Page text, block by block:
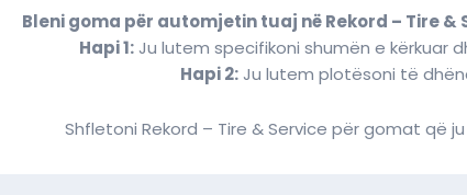
Bleni goma për automjetin tuaj në Rekord – Tire &
Hapi 1:Ju lutem specifikoni shumën e kërkuar
Hapi 2:Ju lutem plotësoni të
Shfletoni Rekord – Tire & Service për gomat që